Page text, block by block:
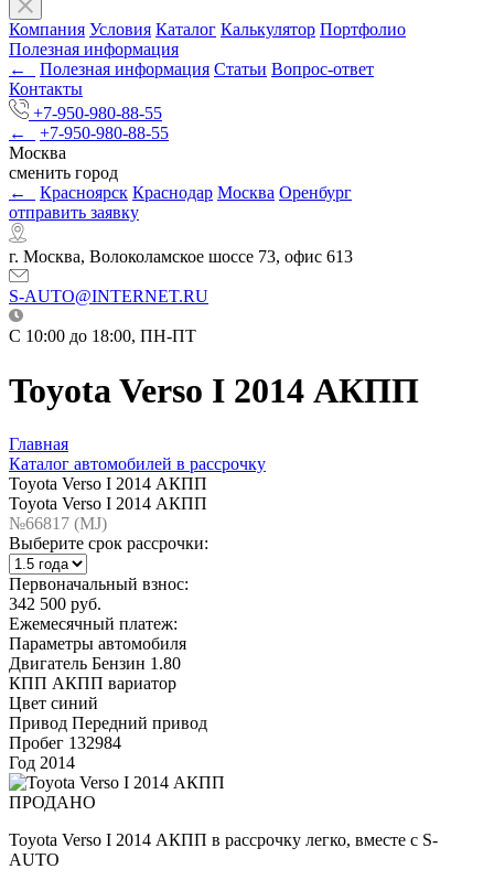
Компания Условия Каталог Калькулятор Портфолио
Полезная информация
←
Полезная информация Статьи Вопрос-ответ
Контакты
+7-950-980-88-55
←
+7-950-980-88-55
Москва
сменить город
←
Красноярск Краснодар Москва Оренбург
отправить заявку
г. Москва, Волоколамское шоссе 73, офис 613
S-AUTO@INTERNET.RU
C 10:00 до 18:00, ПН-ПТ
Toyota Verso I 2014 АКПП
Главная
Каталог автомобилей в рассрочку
Toyota Verso I 2014 АКПП
Toyota Verso I 2014 АКПП
№66817 (МJ)
Выберите срок рассрочки:
Первоначальный взнос:
342 500 руб.
Ежемесячный платеж:
Параметры автомобиля
Двигатель Бензин 1.80
КПП АКПП вариатор
Цвет синий
Привод Передний привод
Пробег 132984
Год 2014
ПРОДАНО
Toyota Verso I 2014 АКПП в рассрочку легко, вместе с S-
AUTO